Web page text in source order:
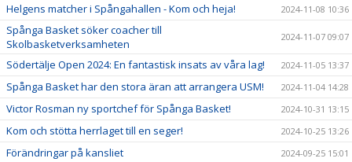
Helgens matcher i Spångahallen - Kom och heja! 2024-11-08 10:36
Spånga Basket söker coacher till
Skolbasketverksamheten
2024-11-07 09:07
Södertälje Open 2024: En fantastisk insats av våra lag! 2024-11-05 13:37
Spånga Basket har den stora äran att arrangera USM! 2024-11-04 14:28
Victor Rosman ny sportchef för Spånga Basket! 2024-10-31 13:15
Kom och stötta herrlaget till en seger! 2024-10-25 13:26
Förändringar på kansliet 2024-09-25 15:01